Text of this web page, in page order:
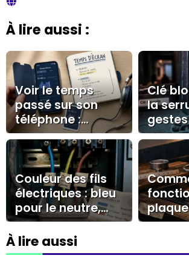
À lire aussi :
Voir le temps
passé sur son
téléphone :
iPhone, Android,
widgets et limites
utiles
Clé
la
sans
cylindre
Couleur des fils
électriques : bleu
pour le neutre,
vert/jaune pour la
terre, marron ou
noir pour la phase
À lire aussi